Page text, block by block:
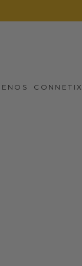
CONNETIX